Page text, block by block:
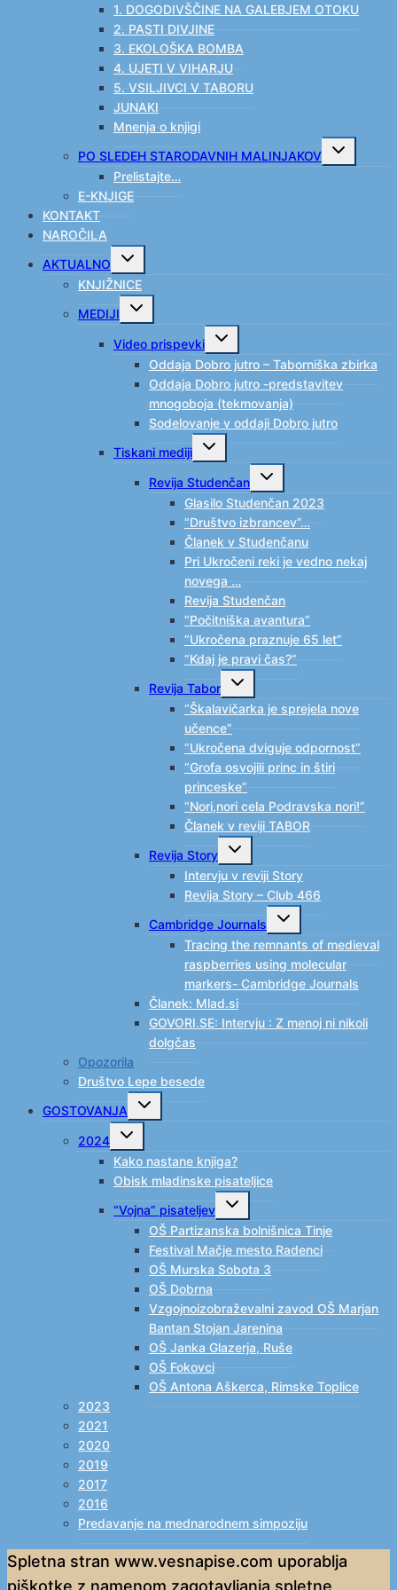
menu
1. DOGODIVŠČINE NA GALEBJEM OTOKU
2. PASTI DIVJINE
3. EKOLOŠKA BOMBA
4. UJETI V VIHARJU
5. VSILJIVCI V TABORU
JUNAKI
Mnenja o knjigi
PO SLEDEH STARODAVNIH MALINJAKOV
Toggle
Prelistajte…
E-KNJIGE
KONTAKT
NAROČILA
AKTUALNO
Toggle
menu
KNJIŽNICE
MEDIJI
Toggle
Video prispevki
Toggle
menu
Oddaja Dobro jutro – Taborniška zbirka
Oddaja Dobro jutro -predstavitev
mnogoboja (tekmovanja)
Sodelovanje v oddaji Dobro jutro
Tiskani mediji
Toggle
Revija Studenčan
Toggle
menu
Glasilo Studenčan 2023
“Društvo izbrancev”…
Članek v Studenčanu
Pri Ukročeni reki je vedno nekaj
novega …
Revija Studenčan
“Počitniška avantura”
“Ukročena praznuje 65 let”
“Kdaj je pravi čas?”
Revija Tabor
Toggle
menu
“Škalavičarka je sprejela nove
učence”
“Ukročena dviguje odpornost”
“Grofa osvojili princ in štiri
princeske”
“Nori,nori cela Podravska nori!”
Članek v reviji TABOR
Revija Story
Toggle
menu
Intervju v reviji Story
Revija Story – Club 466
Cambridge Journals
Toggle
menu
Tracing the remnants of medieval
raspberries using molecular
markers- Cambridge Journals
Članek: Mlad.si
GOVORI.SE: Intervju : Z menoj ni nikoli
dolgčas
Opozorila
Društvo Lepe besede
GOSTOVANJA
Toggle
menu
2024
Toggle
menu
Kako nastane knjiga?
Obisk mladinske pisateljice
“Vojna” pisateljev
Toggle
menu
OŠ Partizanska bolnišnica Tinje
Festival Mačje mesto Radenci
OŠ Murska Sobota 3
OŠ Dobrna
Vzgojnoizobraževalni zavod OŠ Marjan
Bantan Stojan Jarenina
OŠ Janka Glazerja, Ruše
OŠ Fokovci
OŠ Antona Aškerca, Rimske Toplice
2023
2021
2020
2019
2017
2016
Predavanje na mednarodnem simpoziju
Spletna stran www.vesnapise.com uporablja
piškotke z namenom zagotavljanja spletne